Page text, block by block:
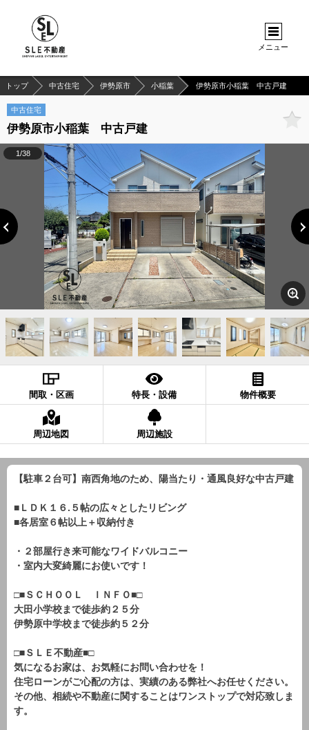
メニュー
トップ 中古住宅 伊勢原市 小稲葉 伊勢原市小稲葉 中古戸建
中古住宅
伊勢原市小稲葉 中古戸建
1/38
間取・区画 特長・設備 物件概要
周辺地図 周辺施設
【駐車２台可】南西角地のため、陽当たり・通風良好な中古戸建
■ＬＤＫ１６.５帖の広々としたリビング
■各居室６帖以上＋収納付き
・２部屋行き来可能なワイドバルコニー
・室内大変綺麗にお使いです！
□■ＳＣＨＯＯＬ ＩＮＦＯ■□
大田小学校まで徒歩約２５分
伊勢原中学校まで徒歩約５２分
□■ＳＬＥ不動産■□
気になるお家は、お気軽にお問い合わせを！
住宅ローンがご心配の方は、実績のある弊社へお任せください。
その他、相続や不動産に関することはワンストップで対応致しま
す。